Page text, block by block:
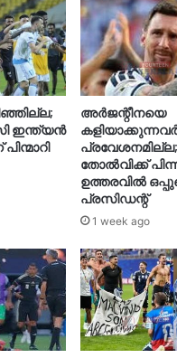
ഇന്ത്യന്‍
അർജന്റീനയെ
തോൽവിക്ക്
ഉത്തരവിൽ
പ്രസിഡന്റ്
1 week ago